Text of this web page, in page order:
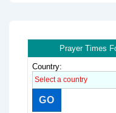
Prayer Times
Country: